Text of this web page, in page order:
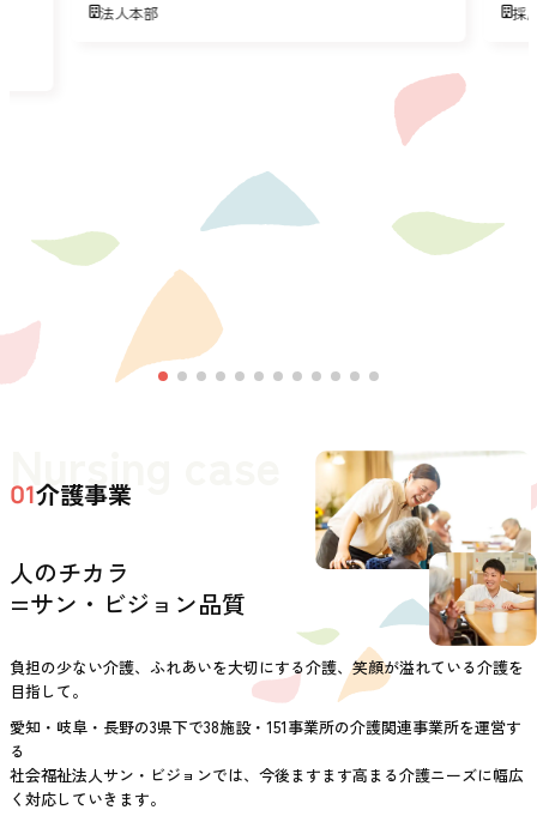
法人本部 採
Nursing case
01介護事業
人のチカラ
=サン・ビジョン品質
負担の少ない介護、ふれあいを大切にする介護、笑顔が溢れている介護を
目指して。
愛知・岐阜・長野の3県下で38施設・151事業所の介護関連事業所を運営す
る
社会福祉法人サン・ビジョンでは、今後ますます高まる介護ニーズに幅広
く対応していきます。